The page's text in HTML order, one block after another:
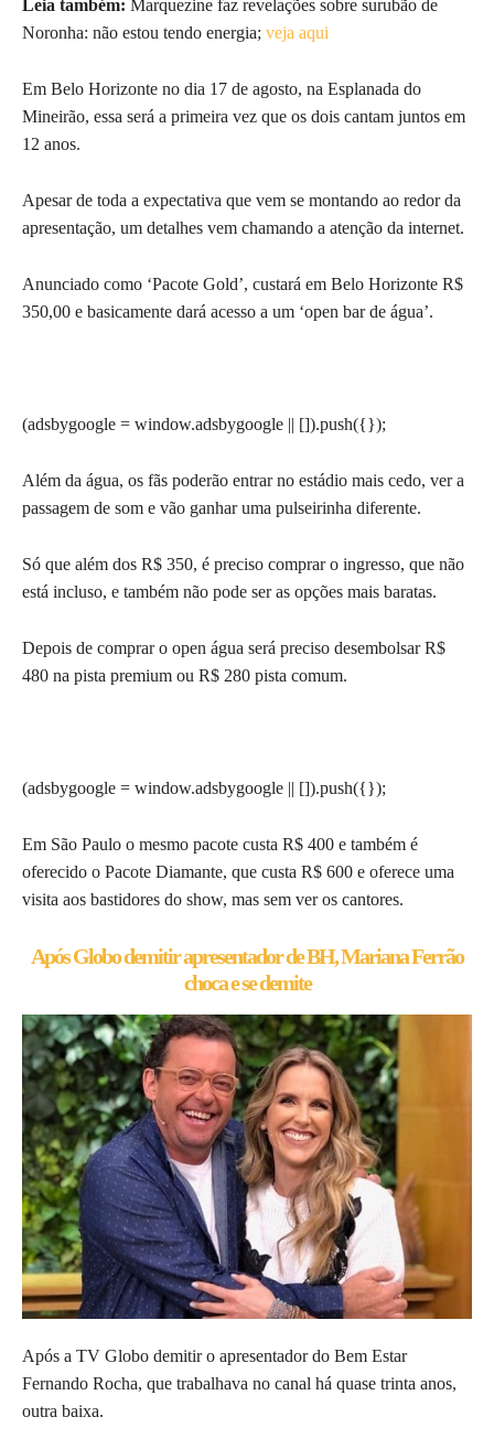
Leia também: Marquezine faz revelações sobre surubão de
Noronha: não estou tendo energia; veja aqui
Em Belo Horizonte no dia 17 de agosto, na Esplanada do
Mineirão, essa será a primeira vez que os dois cantam juntos em
12 anos.
Apesar de toda a expectativa que vem se montando ao redor da
apresentação, um detalhes vem chamando a atenção da internet.
Anunciado como ‘Pacote Gold’, custará em Belo Horizonte R$
350,00 e basicamente dará acesso a um ‘open bar de água’.
(adsbygoogle = window.adsbygoogle || []).push({});
Além da água, os fãs poderão entrar no estádio mais cedo, ver a
passagem de som e vão ganhar uma pulseirinha diferente.
Só que além dos R$ 350, é preciso comprar o ingresso, que não
está incluso, e também não pode ser as opções mais baratas.
Depois de comprar o open água será preciso desembolsar R$
480 na pista premium ou R$ 280 pista comum.
(adsbygoogle = window.adsbygoogle || []).push({});
Em São Paulo o mesmo pacote custa R$ 400 e também é
oferecido o Pacote Diamante, que custa R$ 600 e oferece uma
visita aos bastidores do show, mas sem ver os cantores.
Após Globo demitir apresentador de BH, Mariana Ferrão
choca e se demite
Após a TV Globo demitir o apresentador do Bem Estar
Fernando Rocha, que trabalhava no canal há quase trinta anos,
outra baixa.